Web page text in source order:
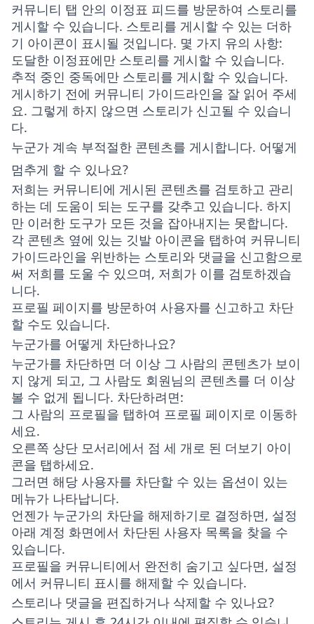
커뮤니티 탭 안의 이정표 피드를 방문하여 스토리를
게시할 수 있습니다. 스토리를 게시할 수 있는 더하
기 아이콘이 표시될 것입니다. 몇 가지 유의 사항:
도달한 이정표에만 스토리를 게시할 수 있습니다.
추적 중인 중독에만 스토리를 게시할 수 있습니다.
게시하기 전에 커뮤니티 가이드라인을 잘 읽어 주세
요. 그렇게 하지 않으면 스토리가 신고될 수 있습니
다.
누군가 계속 부적절한 콘텐츠를 게시합니다. 어떻게
멈추게 할 수 있나요?
저희는 커뮤니티에 게시된 콘텐츠를 검토하고 관리
하는 데 도움이 되는 도구를 갖추고 있습니다. 하지
만 이러한 도구가 모든 것을 잡아내지는 못합니다.
각 콘텐츠 옆에 있는 깃발 아이콘을 탭하여 커뮤니티
가이드라인을 위반하는 스토리와 댓글을 신고함으로
써 저희를 도울 수 있으며, 저희가 이를 검토하겠습
니다.
프로필 페이지를 방문하여 사용자를 신고하고 차단
할 수도 있습니다.
누군가를 어떻게 차단하나요?
누군가를 차단하면 더 이상 그 사람의 콘텐츠가 보이
지 않게 되고, 그 사람도 회원님의 콘텐츠를 더 이상
볼 수 없게 됩니다. 차단하려면:
그 사람의 프로필을 탭하여 프로필 페이지로 이동하
세요.
오른쪽 상단 모서리에서 점 세 개로 된 더보기 아이
콘을 탭하세요.
그러면 해당 사용자를 차단할 수 있는 옵션이 있는
메뉴가 나타납니다.
언젠가 누군가의 차단을 해제하기로 결정하면, 설정
아래 계정 화면에서 차단된 사용자 목록을 찾을 수
있습니다.
프로필을 커뮤니티에서 완전히 숨기고 싶다면, 설정
에서 커뮤니티 표시를 해제할 수 있습니다.
스토리나 댓글을 편집하거나 삭제할 수 있나요?